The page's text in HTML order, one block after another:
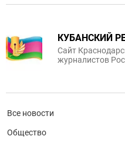
КУБАНСКИЙ
Сайт
журналистов
Все новости
Общество